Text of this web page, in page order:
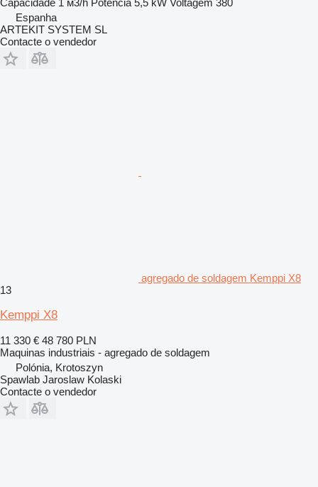
Espanha
ARTEKIT SYSTEM SL
Contacte o vendedor
agregado de soldagem Kemppi X8
13
Kemppi X8
11 330 € 48 780 PLN
Maquinas industriais - agregado de soldagem
Polónia, Krotoszyn
Spawlab Jaroslaw Kolaski
Contacte o vendedor